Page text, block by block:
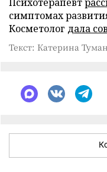
симптомах
Косметолог дала
Текст: Катерина